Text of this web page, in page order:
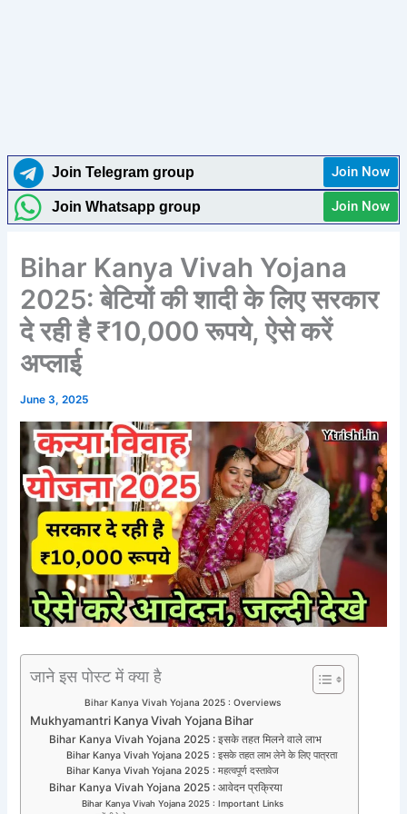
Join Telegram group Join Now
Join Whatsapp group Join Now
Bihar Kanya Vivah Yojana
2025: बेटियों की शादी के लिए सरकार
दे रही है ₹10,000 रूपये, ऐसे करें
अप्लाई
June 3, 2025
जाने इस पोस्ट में क्या है
Bihar Kanya Vivah Yojana 2025 : Overviews
Mukhyamantri Kanya Vivah Yojana Bihar
Bihar Kanya Vivah Yojana 2025 : इसके तहत मिलने वाले लाभ
Bihar Kanya Vivah Yojana 2025 : इसके तहत लाभ लेने के लिए पात्रता
Bihar Kanya Vivah Yojana 2025 : महत्वपूर्ण दस्तावेज
Bihar Kanya Vivah Yojana 2025 : आवेदन प्रक्रिया
Bihar Kanya Vivah Yojana 2025 : Important Links